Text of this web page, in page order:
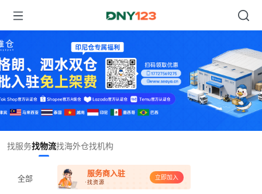
找服务找物流找海外仓找机构
全部
服务商入驻
·找资源
立即加入